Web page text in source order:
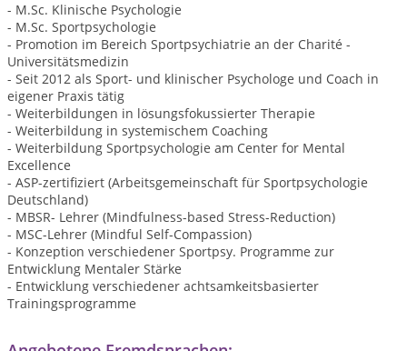
- M.Sc. Klinische Psychologie
- M.Sc. Sportpsychologie
- Promotion im Bereich Sportpsychiatrie an der Charité -
Universitätsmedizin
- Seit 2012 als Sport- und klinischer Psychologe und Coach in
eigener Praxis tätig
- Weiterbildungen in lösungsfokussierter Therapie
- Weiterbildung in systemischem Coaching
- Weiterbildung Sportpsychologie am Center for Mental
Excellence
- ASP-zertifiziert (Arbeitsgemeinschaft für Sportpsychologie
Deutschland)
- MBSR- Lehrer (Mindfulness-based Stress-Reduction)
- MSC-Lehrer (Mindful Self-Compassion)
- Konzeption verschiedener Sportpsy. Programme zur
Entwicklung Mentaler Stärke
- Entwicklung verschiedener achtsamkeitsbasierter
Trainingsprogramme